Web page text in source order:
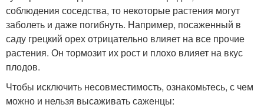
соблюдения соседства, то некоторые растения могут
заболеть и даже погибнуть. Например, посаженный в
саду грецкий орех отрицательно влияет на все прочие
растения. Он тормозит их рост и плохо влияет на вкус
плодов.
Чтобы исключить несовместимость, ознакомьтесь, с чем
можно и нельзя высаживать саженцы: